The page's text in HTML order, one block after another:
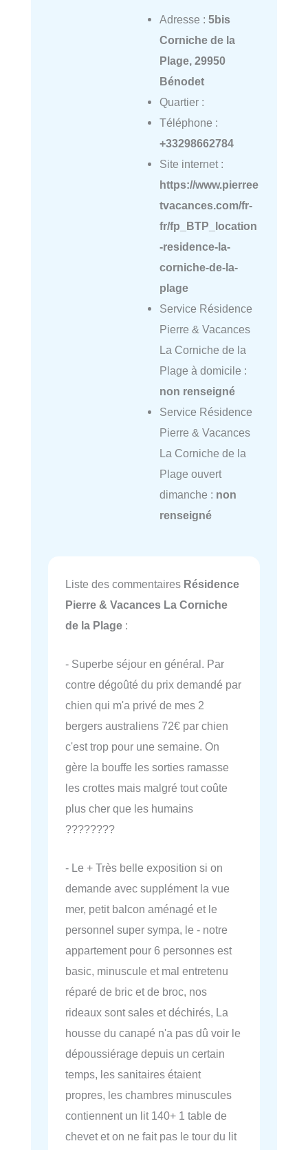
Adresse : 5bis
Corniche de la
Plage, 29950
Bénodet
Quartier :
Téléphone :
+33298662784
Site internet :
https://www.pierree
tvacances.com/fr-
fr/fp_BTP_location
-residence-la-
corniche-de-la-
plage
Service Résidence
Pierre & Vacances
La Corniche de la
Plage à domicile :
non renseigné
Service Résidence
Pierre & Vacances
La Corniche de la
Plage ouvert
dimanche : non
renseigné
Liste des commentaires Résidence
Pierre & Vacances La Corniche
de la Plage :
- Superbe séjour en général. Par
contre dégoûté du prix demandé par
chien qui m'a privé de mes 2
bergers australiens 72€ par chien
c'est trop pour une semaine. On
gère la bouffe les sorties ramasse
les crottes mais malgré tout coûte
plus cher que les humains
????????
- Le + Très belle exposition si on
demande avec supplément la vue
mer, petit balcon aménagé et le
personnel super sympa, le - notre
appartement pour 6 personnes est
basic, minuscule et mal entretenu
réparé de bric et de broc, nos
rideaux sont sales et déchirés, La
housse du canapé n'a pas dû voir le
dépoussiérage depuis un certain
temps, les sanitaires étaient
propres, les chambres minuscules
contiennent un lit 140+ 1 table de
chevet et on ne fait pas le tour du lit